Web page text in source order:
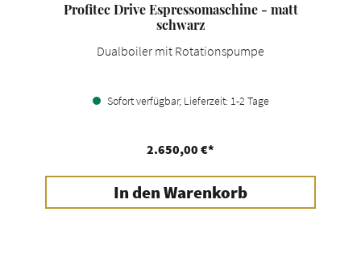
Profitec Drive Espressomaschine - matt
schwarz
Dualboiler mit Rotationspumpe
Sofort verfügbar, Lieferzeit: 1-2 Tage
2.650,00 €*
In den Warenkorb